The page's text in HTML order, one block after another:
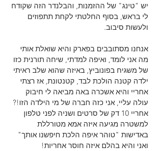
יש "טינג" של ההזמנות, והבלנדר הזה שקודח
לי בראש, בסוף החלטתי לקחת תתפוזים
ולעשות סיבוב.
אנחנו מסתובבים בפארק והיא שואלת אותי
מה אני לומד, ואיפה למדתי, שיחה תורנית כזו
של משגיח בפונוביץ, באיזה שהוא שלב ראיתי
ילדה קטנה הולכת לבד, קטנטונת, אז רצתי
אחריי והיא אשכרה באה מביאה לי חיבוק
עולה עליי, אני כזה חברה של מי הילדה הזו!?
אחריי 10 דק של סרטים ושניה לפני טלפון
למשטרה מגיעה איזה אמא מטורללת
באדישות "טוהר איפה הלכת חיפשנו אותך"
ואני והיא בהלם איזה חוסר אחריות!